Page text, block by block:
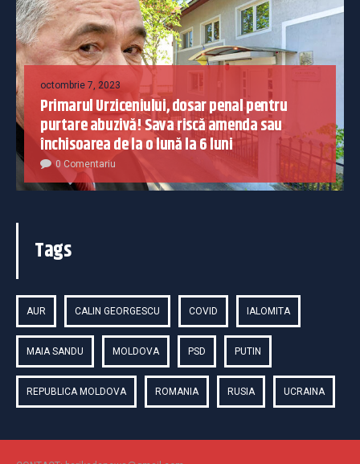
octombrie 7, 2023
Primarul Urziceniului, dosar penal pentru
purtare abuzivă! Sava riscă amenda sau
închisoarea de la o lună la 6 luni
0 Comentariu
Tags
AUR CALIN GEORGESCU COVID IALOMITA
MAIA SANDU MOLDOVA PSD PUTIN
REPUBLICA MOLDOVA ROMANIA RUSIA UCRAINA